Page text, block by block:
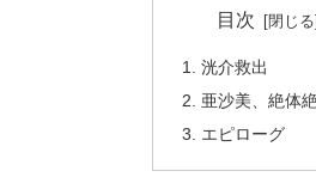
目次
洸介救出
亜沙美、絶体
エピローグ